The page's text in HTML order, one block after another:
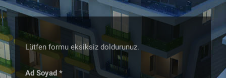
Lütfen formu eksiksiz doldurunuz.
Ad Soyad *